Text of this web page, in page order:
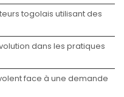
togolais utilisant des
dans les pratiques
face à une demande